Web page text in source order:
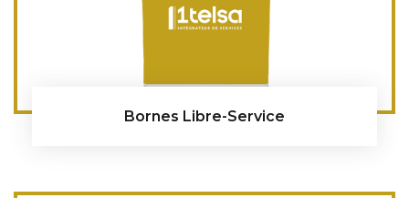
Bornes Libre-Service